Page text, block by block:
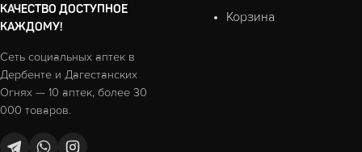
КАЧЕСТВО ДОСТУПНОЕ
КАЖДОМУ!
Сеть социальных аптек в
Дербенте и Дагестанских
Огнях — 10 аптек, более 30
000 товаров.
Корзина